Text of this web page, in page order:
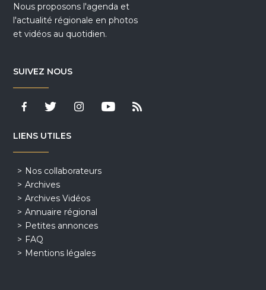
Nous proposons l'agenda et
l'actualité régionale en photos
et vidéos au quotidien.
SUIVEZ NOUS
LIENS UTILES
Nos collaborateurs
Archives
Archives Vidéos
Annuaire régional
Petites annonces
FAQ
Mentions légales